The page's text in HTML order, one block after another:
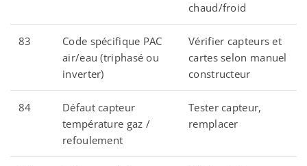
chaud/froid
83
Code spécifique PAC
air/eau (triphasé ou
inverter)
Vérifier capteurs et
cartes selon manuel
constructeur
84
Défaut capteur
température gaz /
refoulement
Tester capteur,
remplacer